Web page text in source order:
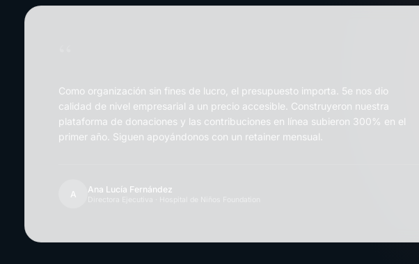
Como organización sin fines de lucro, el presupuesto importa. 5e nos dio
calidad de nivel empresarial a un precio accesible. Construyeron nuestra
plataforma de donaciones y las contribuciones en línea subieron 300% en el
primer año. Siguen apoyándonos con un retainer mensual.
A Ana Lucía Fernández